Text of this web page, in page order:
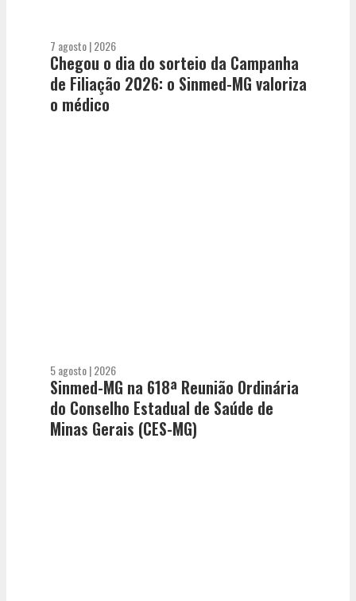
7 agosto | 2026
Chegou o dia do sorteio da Campanha
de Filiação 2026: o Sinmed-MG valoriza
o médico
5 agosto | 2026
Sinmed-MG na 618ª Reunião Ordinária
do Conselho Estadual de Saúde de
Minas Gerais (CES-MG)